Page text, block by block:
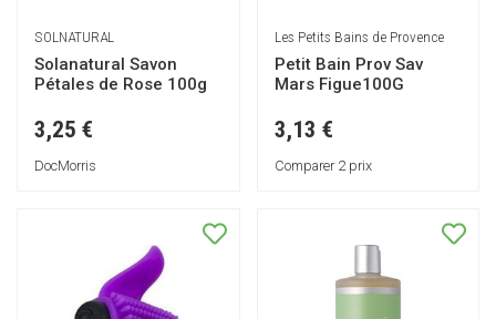
SOLNATURAL
Solanatural Savon
Pétales de Rose 100g
3,25 €
DocMorris
Les Petits Bains de Provence
Petit Bain Prov Sav
Mars Figue100G
3,13 €
Comparer 2 prix